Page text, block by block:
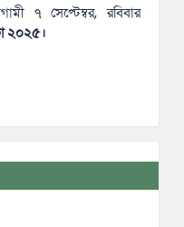
৭ সেপ্টেম্বর, রবিবার
২০২৫।